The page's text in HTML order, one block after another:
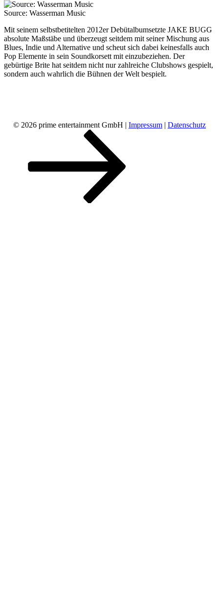
Source: Wasserman Music
Mit seinem selbstbetitelten 2012er Debütalbumsetzte JAKE BUGG
absolute Maßstäbe und überzeugt seitdem mit seiner Mischung aus
Blues, Indie und Alternative und scheut sich dabei keinesfalls auch
Pop Elemente in sein Soundkorsett mit einzubeziehen. Der
gebürtige Brite hat seitdem nicht nur zahlreiche Clubshows gespielt,
sondern auch wahrlich die Bühnen der Welt bespielt.
© 2026 prime entertainment GmbH | Impressum | Datenschutz